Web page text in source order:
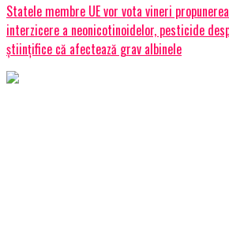
Statele membre UE vor vota vineri
interzicere a neonicotinoidelor, pesticide
ştiinţifice că afectează grav albinele